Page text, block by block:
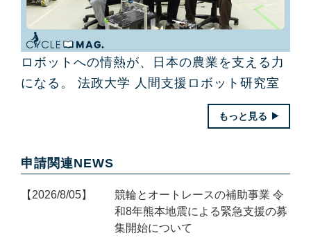
ロボットへの情熱が、日本の農業を支える力
になる。 法政大学 人間支援ロボット研究室
もっと見る
申請関連NEWS
2026/8/05
競輪とオートレースの補助事業 令
和8年熊本地震による緊急支援の募
集開始について